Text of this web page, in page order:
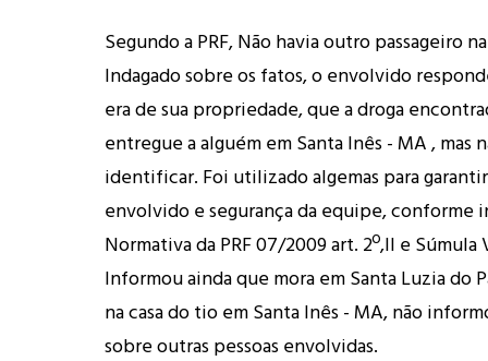
Segundo a PRF, Não havia outro passageiro
Indagado sobre os fatos, o envolvido
era de sua propriedade, que a droga
entregue a alguém em Santa Inês - MA , mas
identificar. Foi utilizado algemas para
envolvido e segurança da equipe, conforme
Normativa da PRF 07/2009 art. 2º,II e Súmula
Informou ainda que mora em Santa Luzia do
na casa do tio em Santa Inês - MA, não
sobre outras pessoas envolvidas.